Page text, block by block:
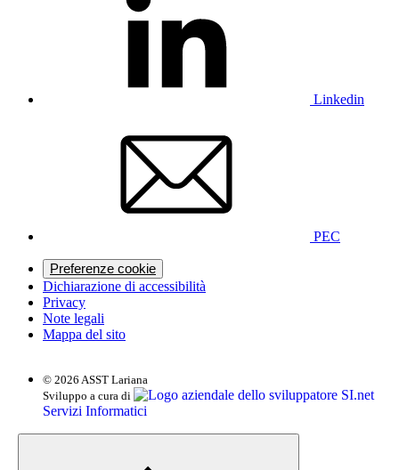
Linkedin
PEC
Preferenze cookie
Dichiarazione di accessibilità
Privacy
Note legali
Mappa del sito
© 2026 ASST Lariana
Sviluppo a cura di
SI.net
Servizi Informatici